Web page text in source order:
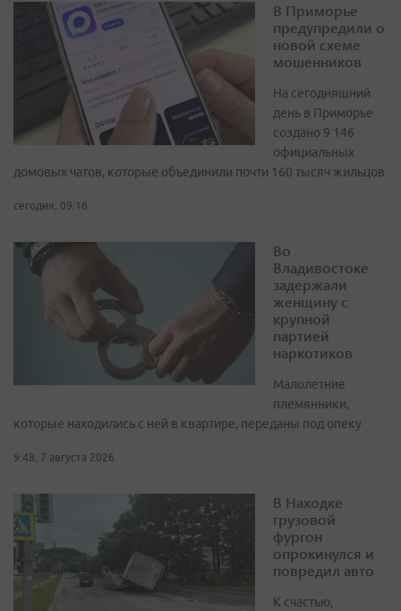
В Приморье
предупредили о
новой схеме
мошенников
На сегодняшний
день в Приморье
создано 9 146
официальных
домовых чатов, которые объединили почти 160 тысяч жильцов
сегодня, 09:16
Во
Владивостоке
задержали
женщину с
крупной
партией
наркотиков
Малолетние
племянники,
которые находились с ней в квартире, переданы под опеку
9:48, 7 августа 2026
В Находке
грузовой
фургон
опрокинулся и
повредил авто
К счастью,